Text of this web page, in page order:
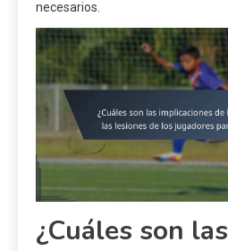
necesarios.
¿Cuáles son las